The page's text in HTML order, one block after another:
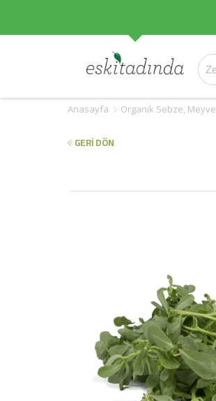
Anasayfa Organik Sebze, Meyve
GERİ DÖN